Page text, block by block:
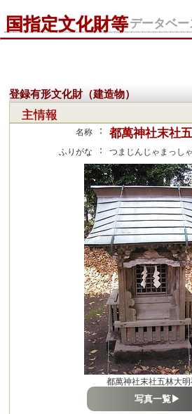
国指定文化財等データベー
登録有形文化財（建造物）
主情報
名称 ： 都萬神社末社
ふりがな ： つまじんじゃまっし
都萬神社末社五林大明
写真一覧▶